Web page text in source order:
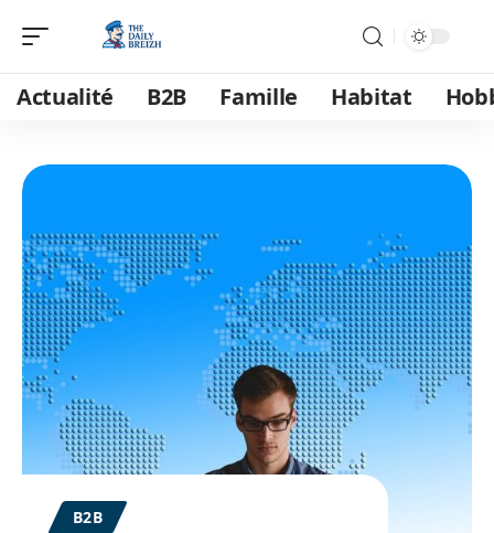
Actualité B2B Famille Habitat
B2B